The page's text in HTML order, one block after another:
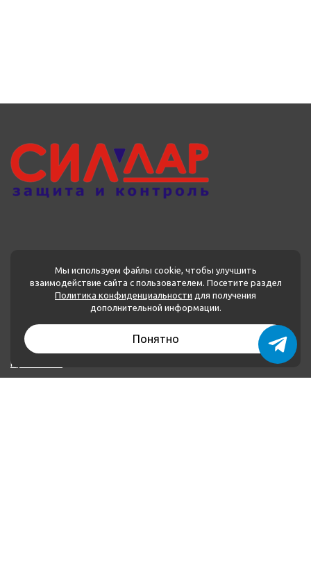
Каталог товаров
О нас
Применение
Мы используем файлы cookie, чтобы улучшить
взаимодействие сайта с пользователем. Посетите раздел
Политика конфиденциальности для получения
дополнительной информации.
Понятно